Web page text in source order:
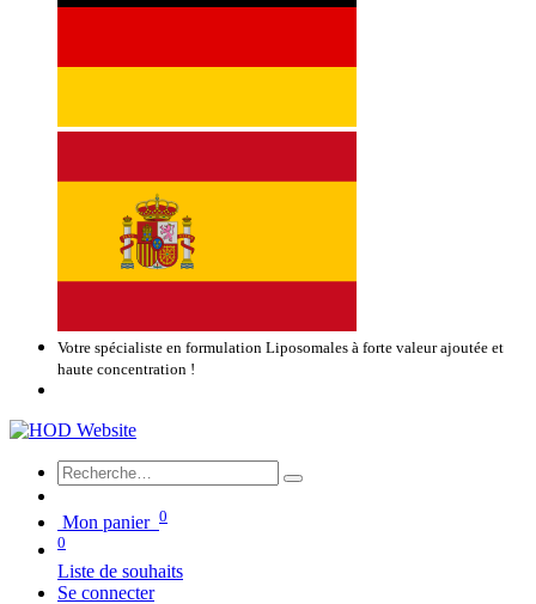
Votre spécialiste en formulation Liposomales à forte valeur ajoutée et
haute concentration !
Mon panier 0
0
Liste de souhaits
Se connecter